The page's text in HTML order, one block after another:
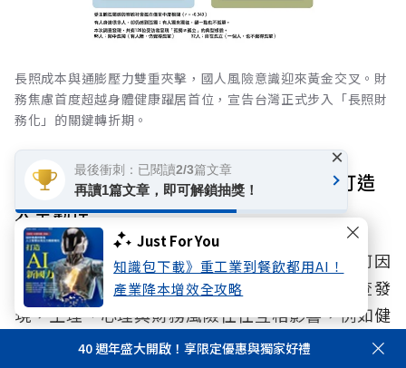
Just For You
知識包下載》重工業到餐飲都用AI！
產業降本增效全攻略
長照成本與通膨壓力雙重夾擊，國人風險意識迎來黃金交叉。財
務焦慮首度超越身體健康躍居首位，宣告台灣正式步入「長照財
務化」的關鍵轉折期。
行動二：提前整合身心財與社會網絡，打造
人生韌性
人生風險管理的關鍵，不在於風險發生後如何因
應，而在於風險發生前是否已做好準備。調查發
現，生理、心理與財務風險往往互相影響，例如健
康惡化可能增加照護與醫療支出，財務壓力也可能
40 週年盛大開啟！享限定優惠與獨家好禮
最後衝刺：已閱讀2/3篇文章
再讀1篇文章，即可解鎖抽獎！
×